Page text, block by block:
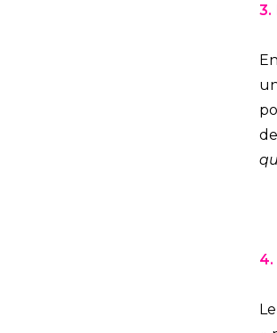
3.
de
4.